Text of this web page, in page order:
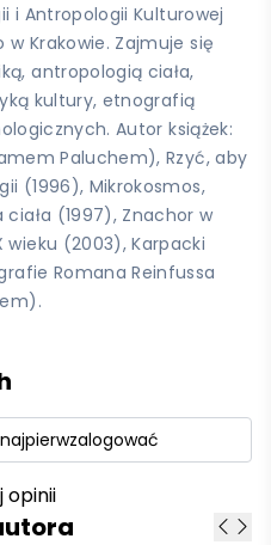
i Antropologii Kulturowej
Krakowie. Zajmuje się
antropologią ciała,
kultury, etnografią
Autor książek:
Paluchem), Rzyć, aby
(1996), Mikrokosmos,
(1997), Znachor w
(2003), Karpacki
Romana Reinfussa
zalogować
opinii